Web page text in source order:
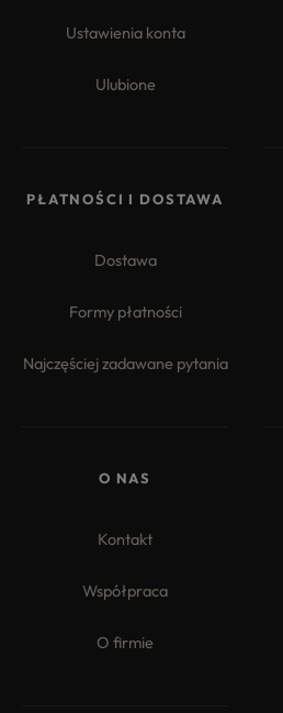
Ustawienia konta
Ulubione
PŁATNOŚCI I DOSTAWA
Dostawa
Formy płatności
Najczęściej zadawane pytania
O NAS
Kontakt
Współpraca
O firmie